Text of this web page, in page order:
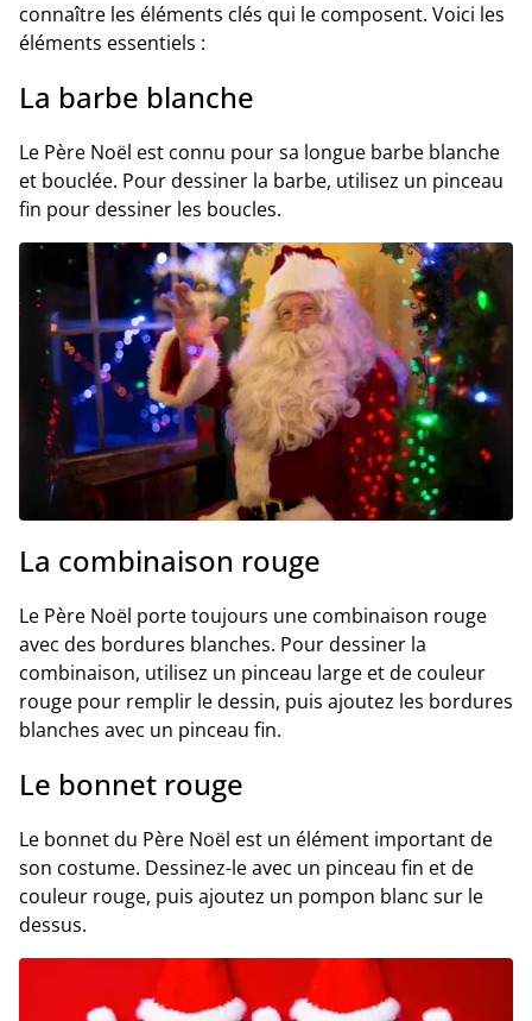
connaître les éléments clés qui le composent. Voici les
éléments essentiels :
La barbe blanche
Le Père Noël est connu pour sa longue barbe blanche
et bouclée. Pour dessiner la barbe, utilisez un pinceau
fin pour dessiner les boucles.
La combinaison rouge
Le Père Noël porte toujours une combinaison rouge
avec des bordures blanches. Pour dessiner la
combinaison, utilisez un pinceau large et de couleur
rouge pour remplir le dessin, puis ajoutez les bordures
blanches avec un pinceau fin.
Le bonnet rouge
Le bonnet du Père Noël est un élément important de
son costume. Dessinez-le avec un pinceau fin et de
couleur rouge, puis ajoutez un pompon blanc sur le
dessus.